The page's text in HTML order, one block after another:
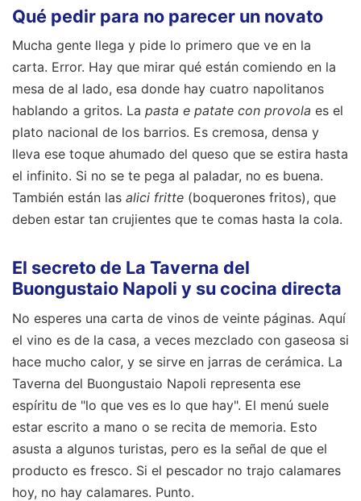
Qué pedir para no parecer un novato
Mucha gente llega y pide lo primero que ve en la
carta. Error. Hay que mirar qué están comiendo en la
mesa de al lado, esa donde hay cuatro napolitanos
hablando a gritos. La pasta e patate con provola es el
plato nacional de los barrios. Es cremosa, densa y
lleva ese toque ahumado del queso que se estira hasta
el infinito. Si no se te pega al paladar, no es buena.
También están las alici fritte (boquerones fritos), que
deben estar tan crujientes que te comas hasta la cola.
El secreto de La Taverna del
Buongustaio Napoli y su cocina directa
No esperes una carta de vinos de veinte páginas. Aquí
el vino es de la casa, a veces mezclado con gaseosa si
hace mucho calor, y se sirve en jarras de cerámica. La
Taverna del Buongustaio Napoli representa ese
espíritu de "lo que ves es lo que hay". El menú suele
estar escrito a mano o se recita de memoria. Esto
asusta a algunos turistas, pero es la señal de que el
producto es fresco. Si el pescador no trajo calamares
hoy, no hay calamares. Punto.